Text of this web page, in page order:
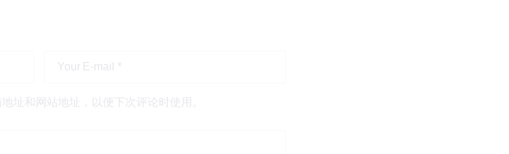
址和网站地址，以便下次评论时使用。